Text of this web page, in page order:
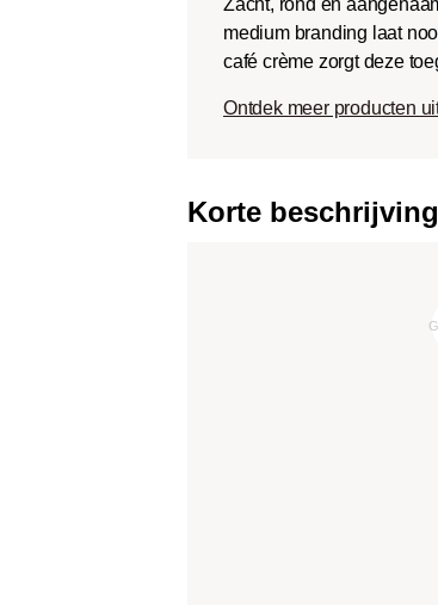
medium branding laat
café crème zorgt deze
Ontdek meer producten
Korte beschrijving